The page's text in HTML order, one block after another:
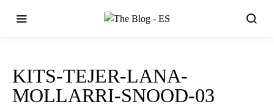
KITS-TEJER-LANA-
MOLLARRI-SNOOD-03